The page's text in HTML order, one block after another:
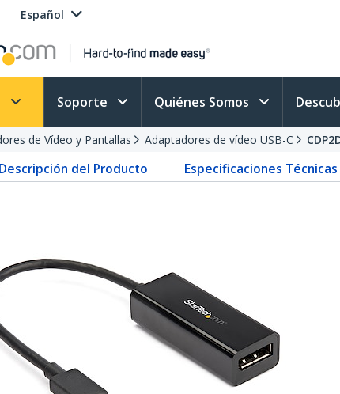
Español
Soporte Quiénes Somos
de Vídeo y Pantallas Adaptadores de vídeo USB-C
Descripción del Producto Especificaciones Técnicas